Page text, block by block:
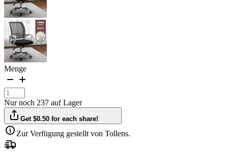
Menge
Nur noch 237 auf Lager
Get $0.50 for each share!
Zur Verfügung gestellt von Tollens.